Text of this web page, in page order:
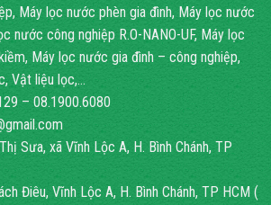
Máy lọc nước phèn gia đình, Máy lọc nước
nước công nghiệp R.O-NANO-UF, Máy lọc
Máy lọc nước gia đình – công nghiệp,
Vật liệu lọc,…
– 08.1900.6080
Sưa, xã Vĩnh Lộc A, H. Bình Chánh, TP
Điêu, Vĩnh Lộc A, H. Bình Chánh, TP HCM (